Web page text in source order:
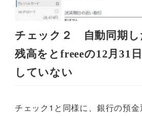
チェック２ 自動同期し
残高をとfreeeの12月31
していない
チェック1と同様に、銀行の預